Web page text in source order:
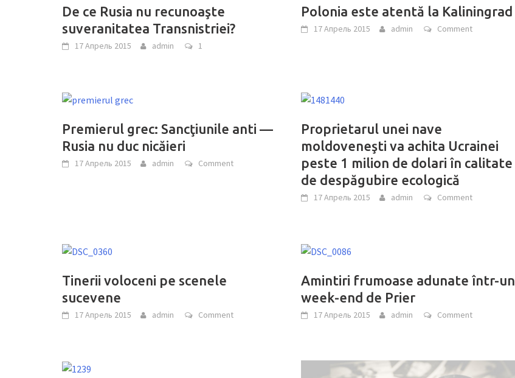
De ce Rusia nu recunoaşte
suveranitatea Transnistriei?
17 Апрель 2015 admin 1
Polonia este atentă la Kaliningrad
17 Апрель 2015 admin Comment
Premierul grec: Sancţiunile anti —
Rusia nu duc nicăieri
17 Апрель 2015 admin Comment
Proprietarul unei nave
moldoveneşti va achita Ucrainei
peste 1 milion de dolari în calitate
de despăgubire ecologică
17 Апрель 2015 admin Comment
Tinerii voloceni pe scenele
sucevene
17 Апрель 2015 admin Comment
Amintiri frumoase adunate într-un
week-end de Prier
17 Апрель 2015 admin Comment